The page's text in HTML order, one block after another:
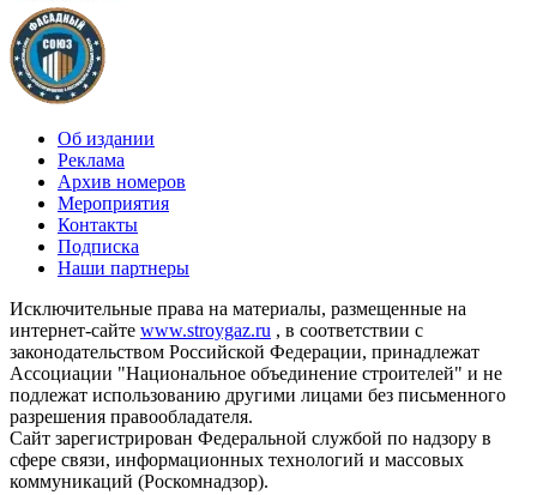
Об издании
Реклама
Архив номеров
Мероприятия
Контакты
Подписка
Наши партнеры
Исключительные права на материалы, размещенные на
интернет-сайте www.stroygaz.ru , в соответствии с
законодательством Российской Федерации, принадлежат
Ассоциации "Национальное объединение строителей" и не
подлежат использованию другими лицами без письменного
разрешения правообладателя.
Сайт зарегистрирован Федеральной службой по надзору в
сфере связи, информационных технологий и массовых
коммуникаций (Роскомнадзор).